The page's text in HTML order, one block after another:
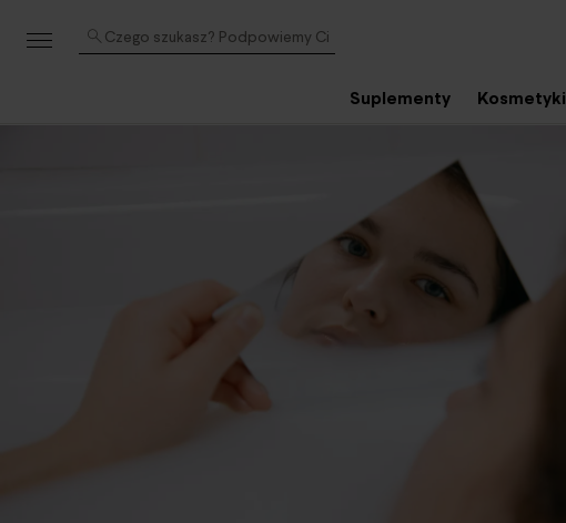
Czego szukasz? Podpowiemy Ci
Suplementy Kosmetyki